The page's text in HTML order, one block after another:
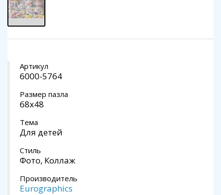
Артикул
6000-5764
Размер пазла
68x48
Тема
Для детей
Стиль
Фото, Коллаж
Производитель
Eurographics